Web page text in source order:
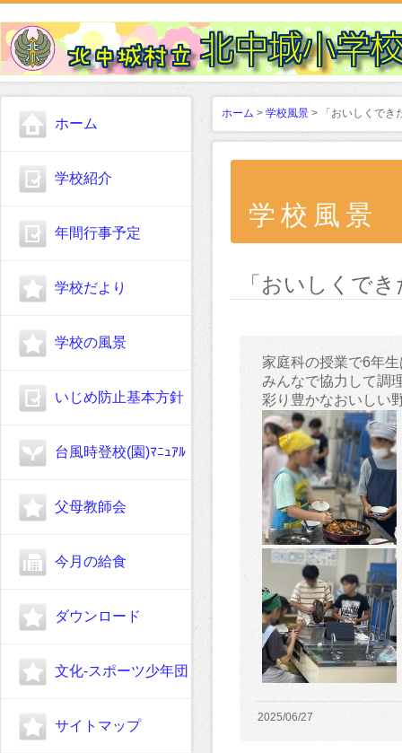
ホーム
学校紹介
年間行事予定
学校だより
学校の風景
いじめ防止基本方針
台風時登校(園)ﾏﾆｭｱﾙ
父母教師会
今月の給食
ダウンロード
文化-スポーツ少年団
サイトマップ
ホーム > 学校風景 > 「おいしくでき
学校風景
「おいしくで
家庭科の授業で6年
みんなで協力して調
彩り豊かなおいしい
2025/06/27